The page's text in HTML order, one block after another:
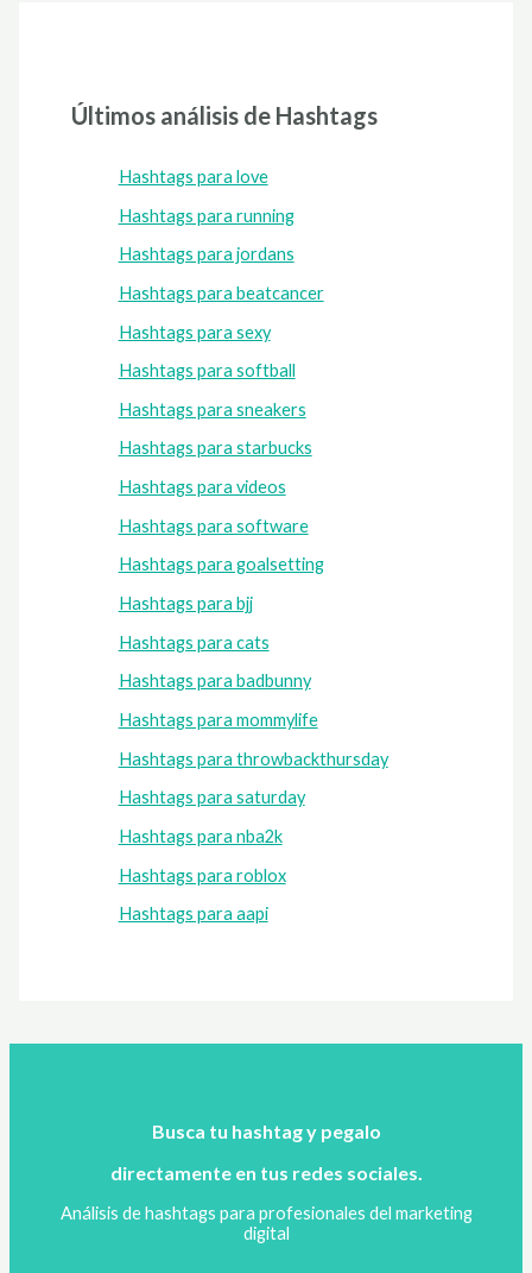
Últimos análisis de Hashtags
Hashtags para love
Hashtags para running
Hashtags para jordans
Hashtags para beatcancer
Hashtags para sexy
Hashtags para softball
Hashtags para sneakers
Hashtags para starbucks
Hashtags para videos
Hashtags para software
Hashtags para goalsetting
Hashtags para bjj
Hashtags para cats
Hashtags para badbunny
Hashtags para mommylife
Hashtags para throwbackthursday
Hashtags para saturday
Hashtags para nba2k
Hashtags para roblox
Hashtags para aapi
Busca tu hashtag y pegalo
directamente en tus redes sociales.
Análisis de hashtags para profesionales del marketing
digital